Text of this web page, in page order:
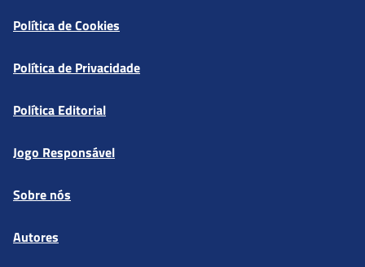
Política de Cookies
Política de Privacidade
Política Editorial
Jogo Responsável
Sobre nós
Autores